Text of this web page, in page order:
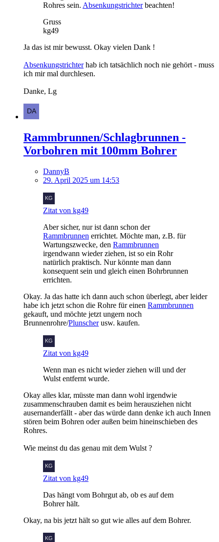
Rohres sein. Absenkungstrichterbeachten!
Gruss
kg49
Ja das ist mir bewusst. Okay vielen Dank !
Absenkungstrichterhab ich tatsächlich noch nie gehört - muss
ich mir mal durchlesen.
Danke, Lg
Rammbrunnen/Schlagbrunnen -
Vorbohren mit 100mm Bohrer
DannyB
29. April 2025 um 14:53
Zitat von kg49
Aber sicher, nur ist dann schon der
Rammbrunnen errichtet. Möchte man, z.B. für
Wartungszwecke, den Rammbrunnen
irgendwann wieder ziehen, ist so ein Rohr
natürlich praktisch. Nur könnte man dann
konsequent sein und gleich einen Bohrbrunnen
errichten.
Okay. Ja das hatte ich dann auch schon überlegt, aber leider
habe ich jetzt schon die Rohre für einen Rammbrunnen
gekauft, und möchte jetzt ungern noch
Brunnenrohre/Plunscherusw. kaufen.
Zitat von kg49
Wenn man es nicht wieder ziehen will und der
Wulst entfernt wurde.
Okay alles klar, müsste man dann wohl irgendwie
zusammenschrauben damit es beim herausziehen nicht
ausernanderfällt - aber das würde dann denke ich auch Innen
stören beim Bohren oder außen beim hineinschieben des
Rohres.
Wie meinst du das genau mit dem Wulst ?
Zitat von kg49
Das hängt vom Bohrgut ab, ob es auf dem
Bohrer hält.
Okay, na bis jetzt hält so gut wie alles auf dem Bohrer.